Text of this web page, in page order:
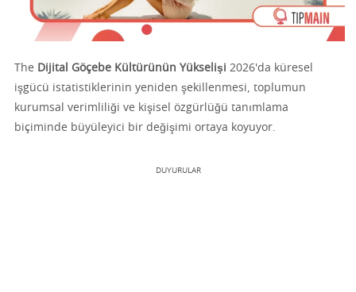
The Dijital Göçebe Kültürünün Yükselişi 2026'da küresel
işgücü istatistiklerinin yeniden şekillenmesi, toplumun
kurumsal verimliliği ve kişisel özgürlüğü tanımlama
biçiminde büyüleyici bir değişimi ortaya koyuyor.
DUYURULAR